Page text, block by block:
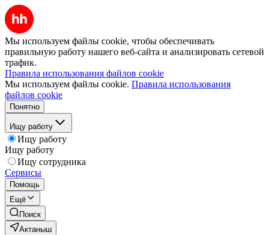
Мы используем файлы cookie, чтобы обеспечивать
правильную работу нашего веб-сайта и анализировать сетевой
трафик.
Правила использования файлов cookie
Мы используем файлы cookie. Правила использования
файлов cookie
Понятно
Ищу работу
Ищу работу
Ищу работу
Ищу сотрудника
Сервисы
Помощь
Ещё
Поиск
Актаныш